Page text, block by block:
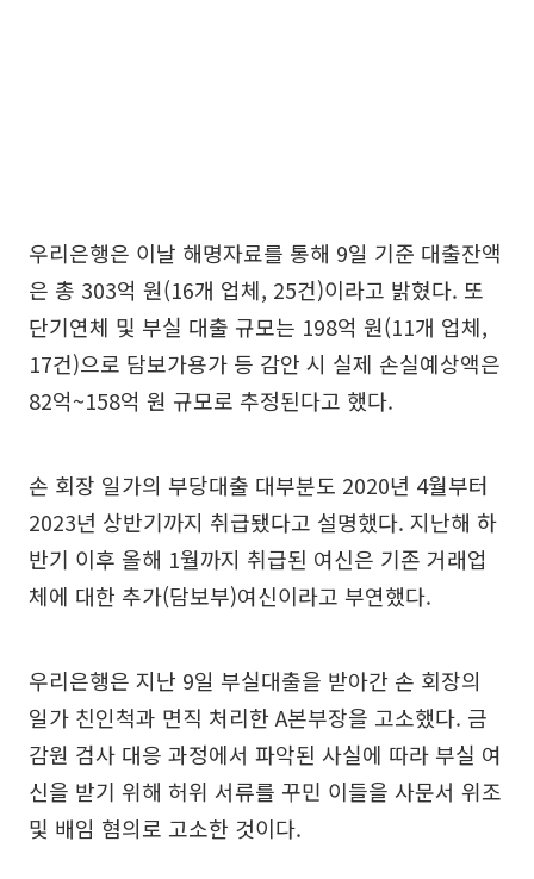
우리은행은 이날 해명자료를 통해 9일 기준 대출잔액
은 총 303억 원(16개 업체, 25건)이라고 밝혔다. 또
단기연체 및 부실 대출 규모는 198억 원(11개 업체,
17건)으로 담보가용가 등 감안 시 실제 손실예상액은
82억~158억 원 규모로 추정된다고 했다.
손 회장 일가의 부당대출 대부분도 2020년 4월부터
2023년 상반기까지 취급됐다고 설명했다. 지난해 하
반기 이후 올해 1월까지 취급된 여신은 기존 거래업
체에 대한 추가(담보부)여신이라고 부연했다.
우리은행은 지난 9일 부실대출을 받아간 손 회장의
일가 친인척과 면직 처리한 A본부장을 고소했다. 금
감원 검사 대응 과정에서 파악된 사실에 따라 부실 여
신을 받기 위해 허위 서류를 꾸민 이들을 사문서 위조
및 배임 혐의로 고소한 것이다.